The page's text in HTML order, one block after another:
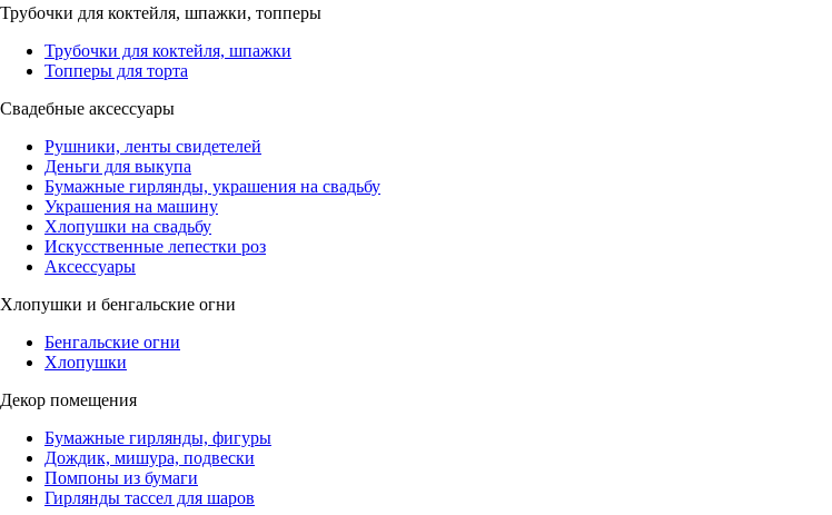
Трубочки для коктейля, шпажки, топперы
Трубочки для коктейля, шпажки
Топперы для торта
Свадебные аксессуары
Рушники, ленты свидетелей
Деньги для выкупа
Бумажные гирлянды, украшения на свадьбу
Украшения на машину
Хлопушки на свадьбу
Искусственные лепестки роз
Аксессуары
Хлопушки и бенгальские огни
Бенгальские огни
Хлопушки
Декор помещения
Бумажные гирлянды, фигуры
Дождик, мишура, подвески
Помпоны из бумаги
Гирлянды тассел для шаров